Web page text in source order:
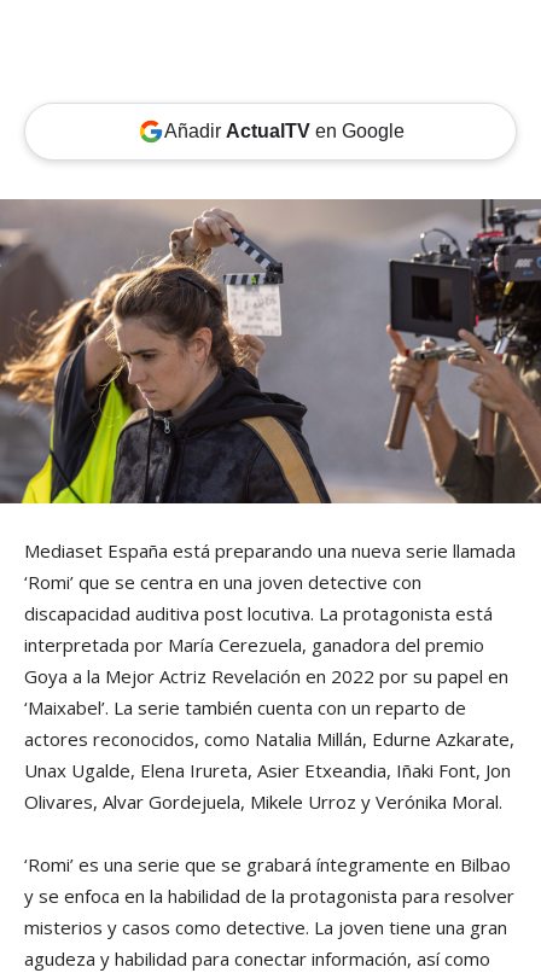
Añadir ActualTVen Google
Mediaset España está preparando una nueva serie llamada
‘Romi’ que se centra en una joven detective con
discapacidad auditiva post locutiva. La protagonista está
interpretada por María Cerezuela, ganadora del premio
Goya a la Mejor Actriz Revelación en 2022 por su papel en
‘Maixabel’. La serie también cuenta con un reparto de
actores reconocidos, como Natalia Millán, Edurne Azkarate,
Unax Ugalde, Elena Irureta, Asier Etxeandia, Iñaki Font, Jon
Olivares, Alvar Gordejuela, Mikele Urroz y Verónika Moral.
‘Romi’ es una serie que se grabará íntegramente en Bilbao
y se enfoca en la habilidad de la protagonista para resolver
misterios y casos como detective. La joven tiene una gran
agudeza y habilidad para conectar información, así como